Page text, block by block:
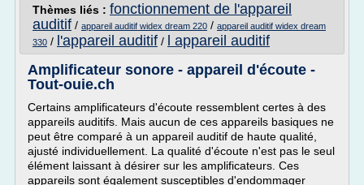
Thèmes liés : fonctionnement de l'appareil
auditif / appareil auditif widex dream 220 / appareil auditif widex dream
330 / l'appareil auditif /
l appareil auditif
Amplificateur sonore - appareil d'écoute -
Tout-ouie.ch
Certains amplificateurs d'écoute ressemblent certes à des
appareils auditifs. Mais aucun de ces appareils basiques ne
peut être comparé à un appareil auditif de haute qualité,
ajusté individuellement. La qualité d'écoute n'est pas le seul
élément laissant à désirer sur les amplificateurs. Ces
appareils sont également susceptibles d'endommager